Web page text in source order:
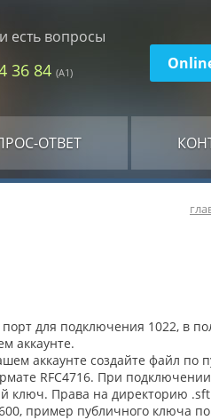
есть вопросы
36 84 (А1)
ОТВЕТ
для подключения 1022, в
аккаунте.
аккаунте создайте файл по
RFC4716. При
ключ. Права на директорию
пример публичного ключа по